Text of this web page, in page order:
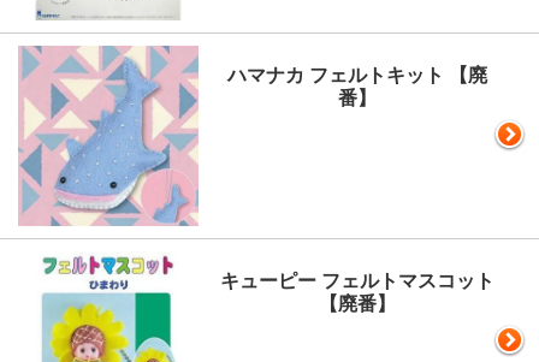
ハマナカ フェルトキット 【廃
番】
キューピー フェルトマスコット
【廃番】